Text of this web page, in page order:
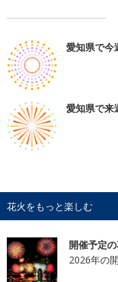
愛知県で今
愛知県で来
花火をもっと楽しむ
開催予定
2026年の